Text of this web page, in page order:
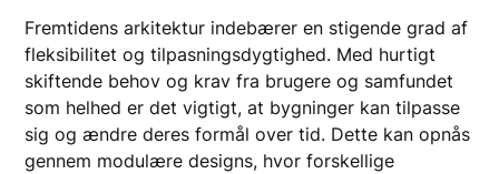
Fremtidens arkitektur indebærer en stigende grad af
fleksibilitet og tilpasningsdygtighed. Med hurtigt
skiftende behov og krav fra brugere og samfundet
som helhed er det vigtigt, at bygninger kan tilpasse
sig og ændre deres formål over tid. Dette kan opnås
gennem modulære designs, hvor forskellige